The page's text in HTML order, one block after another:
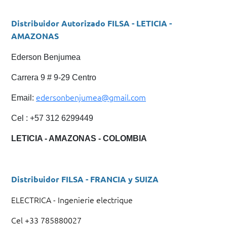
Distribuidor Autorizado FILSA - LETICIA -
AMAZONAS
Ederson Benjumea
Carrera 9 # 9-29 Centro
Email: edersonbenjumea@gmail.com
Cel : +57 312 6299449
LETICIA - AMAZONAS - COLOMBIA
Distribuidor FILSA - FRANCIA y SUIZA
ELECTRICA - Ingenierie electrique
Cel +33 785880027